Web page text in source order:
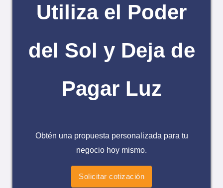
Utiliza el Poder
del Sol y Deja de
Pagar Luz
Obtén una propuesta personalizada para tu
negocio hoy mismo.
Solicitar cotización